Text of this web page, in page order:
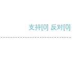
支持[0] 反对[0]